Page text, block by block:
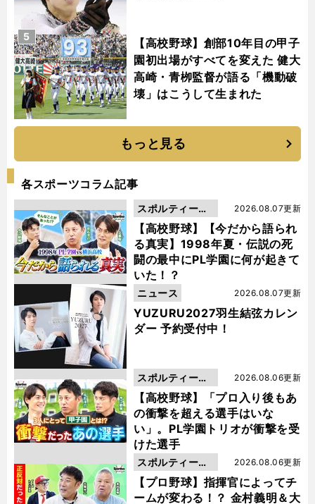
【高校野球】創部10年目の甲子
園初出場がすべてを変えた 健大
高崎・青栁監督が語る「機動破
壊」はこうして生まれた
5
もっと見る
各スポーツコラム記事
【高校野球】【今だから語られ
る真実】1998年夏・伝説の死
闘の最中にPL学園に何が起きて
いた！？
2026.08.07更新
スポルティーバ
動画
YUZURU2027羽生結弦カレン
ダー 予約受付中！
2026.08.07更新
ニュース
【高校野球】「プロ入り後もあ
の衝撃を超える選手はいな
い」。PL学園トリオが衝撃を受
けた選手
2026.08.06更新
スポルティーバ
動画
【プロ野球】指揮官によってチ
ームが変わる！？ 金村義明＆大
2026.08.06更新
スポルティーバ
動画